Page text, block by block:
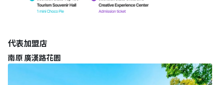
代表加盟店
南原 廣漢路花園